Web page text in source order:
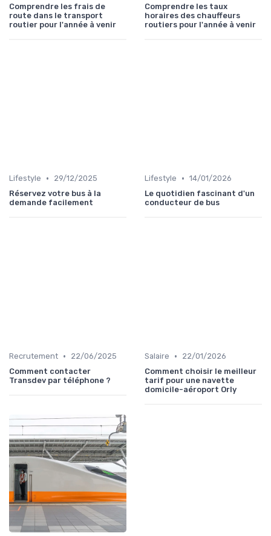
Comprendre les frais de
route dans le transport
routier pour l'année à venir
Comprendre les taux
horaires des chauffeurs
routiers pour l'année à venir
Lifestyle •
29/12/2025
Réservez votre bus à la
demande facilement
Lifestyle • 14/01/2026
Le quotidien fascinant d'un
conducteur de bus
Recrutement •
22/06/2025
Comment contacter
Transdev par téléphone ?
Salaire •
22/01/2026
Comment choisir le meilleur
tarif pour une navette
domicile-aéroport Orly